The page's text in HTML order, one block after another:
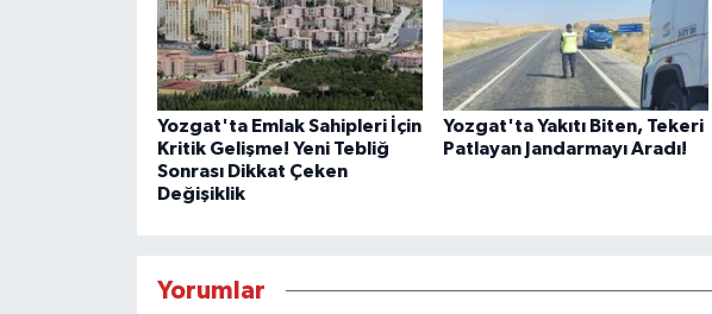
Yozgat'ta Emlak Sahipleri İçin
Kritik Gelişme! Yeni Tebliğ
Sonrası Dikkat Çeken
Değişiklik
Yozgat'ta Yakıtı Biten, Tekeri
Patlayan Jandarmayı Aradı!
Yorumlar